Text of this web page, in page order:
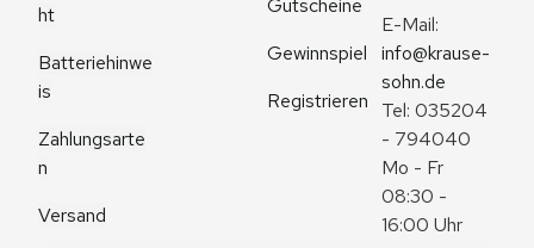
ht
Batteriehinwe
is
Zahlungsarte
n
Versand
Gutscheine
Gewinnspiel
Registrieren
info@krause-
sohn.de
Tel: 035204
- 794040
Mo - Fr
08:30 -
16:00 Uhr